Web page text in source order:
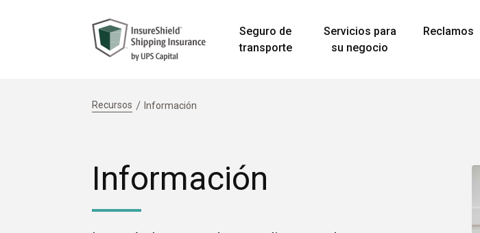
Seguro de
transporte
Servicios para
su negocio
Reclamos
Recursos Información
Información